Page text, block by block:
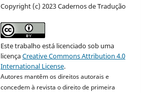
Copyright (c) 2023 Cadernos de Tradução
Este trabalho está licenciado sob uma
licençaCreative Commons Attribution 4.0
International License.
Autores mantêm os direitos autorais e
concedem à revista o direito de primeira